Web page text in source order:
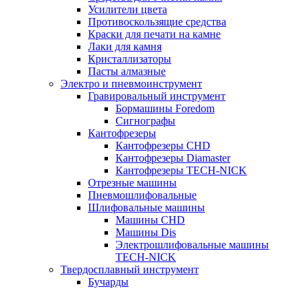
Усилители цвета
Противоскользящие средства
Краски для печати на камне
Лаки для камня
Кристаллизаторы
Пасты алмазные
Электро и пневмоинструмент
Гравировальный инструмент
Бормашины Foredom
Сигнографы
Кантофрезеры
Кантофрезеры CHD
Кантофрезеры Diamaster
Кантофрезеры TECH-NICK
Отрезные машины
Пневмошлифовальные
Шлифовальные машины
Машины CHD
Машины Dis
Электрошлифовальные машины
TECH-NICK
Твердосплавный инструмент
Бучарды